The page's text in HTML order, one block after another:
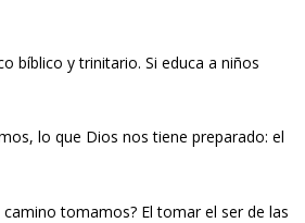
bíblico y trinitario. Si educa a niños
lo que Dios nos tiene preparado: el
tomamos? El tomar el ser de las